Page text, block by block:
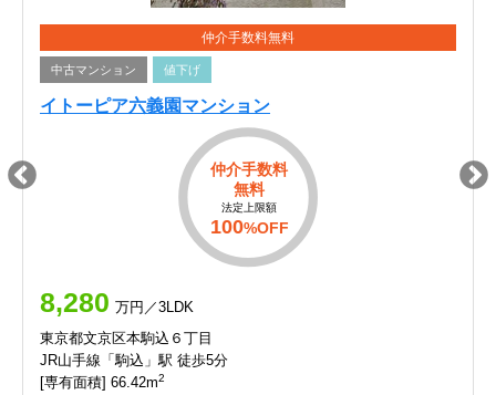
仲介手数料無料
中古マンション 値下げ
イトーピア六義園マンション
仲介手数料
無料
法定上限額
100%OFF
8,280 万円／3LDK
東京都文京区本駒込６丁目
JR山手線「駒込」駅 徒歩5分
[専有面積] 66.42m2